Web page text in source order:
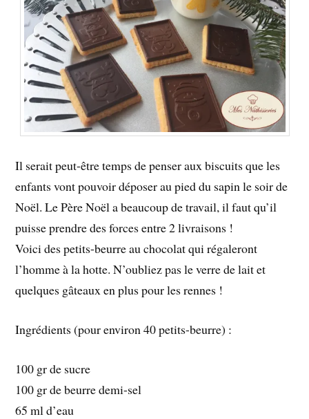
Il serait peut-être temps de penser aux biscuits que les
enfants vont pouvoir déposer au pied du sapin le soir de
Noël. Le Père Noël a beaucoup de travail, il faut qu’il
puisse prendre des forces entre 2 livraisons !
Voici des petits-beurre au chocolat qui régaleront
l’homme à la hotte. N’oubliez pas le verre de lait et
quelques gâteaux en plus pour les rennes !
Ingrédients (pour environ 40 petits-beurre) :
100 gr de sucre
100 gr de beurre demi-sel
65 ml d’eau